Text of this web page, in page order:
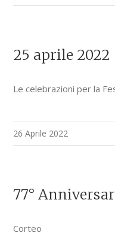
25 aprile 2022
Le celebrazioni per la
26 Aprile 2022
77°
Corteo